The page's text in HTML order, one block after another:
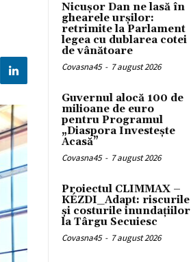
Nicușor Dan ne lasă în
ghearele urșilor:
retrimite la Parlament
legea cu dublarea cotei
de vânătoare
Covasna45 - 7 august 2026
Guvernul alocă 100 de
milioane de euro
pentru Programul
„Diaspora Investește
Acasă”
Covasna45 - 7 august 2026
Proiectul CLIMMAX –
KÉZDI_Adapt: riscurile
și costurile inundațiilor
la Târgu Secuiesc
Covasna45 - 7 august 2026